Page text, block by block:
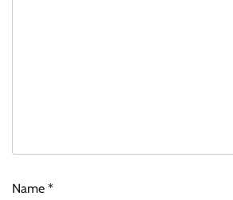
Name *